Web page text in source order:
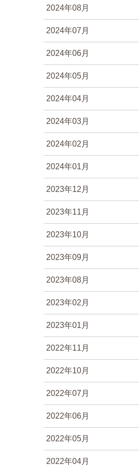
2024年08月
2024年07月
2024年06月
2024年05月
2024年04月
2024年03月
2024年02月
2024年01月
2023年12月
2023年11月
2023年10月
2023年09月
2023年08月
2023年02月
2023年01月
2022年11月
2022年10月
2022年07月
2022年06月
2022年05月
2022年04月